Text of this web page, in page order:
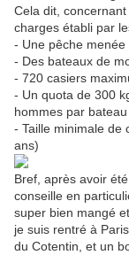
Cela dit,
charges établi par
- Une pêche
- Des bateaux de
- 720 casiers
- Un quota de 300
hommes par bateau
- Taille minimale de
ans)
Bref, après avoir
conseille en
super bien mangé
je suis rentré à
du Cotentin, et un